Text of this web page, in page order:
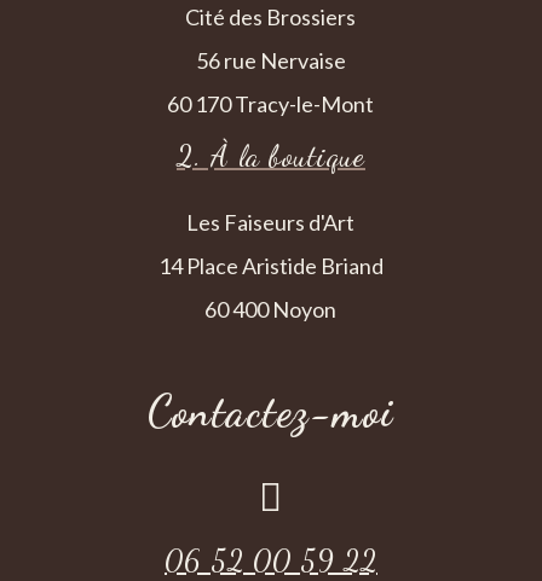
Cité des Brossiers
56 rue Nervaise
60 170 Tracy-le-Mont
2. À la boutique
Les Faiseurs d'Art
14 Place Aristide Briand
60 400 Noyon
Contactez-moi

06 52 00 59 22